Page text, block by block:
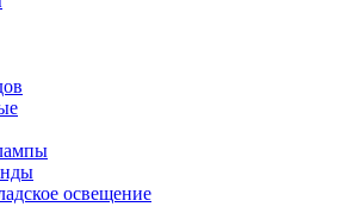
освещение